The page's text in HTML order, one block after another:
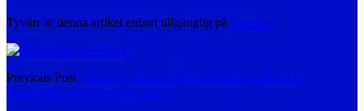
Tyvärr är denna artikel enbart tillgänglig på Deutsch.
Previous Post Steilberg, Albert: Der Denarfund von Köln-
Dünnwald, vergraben um 1270